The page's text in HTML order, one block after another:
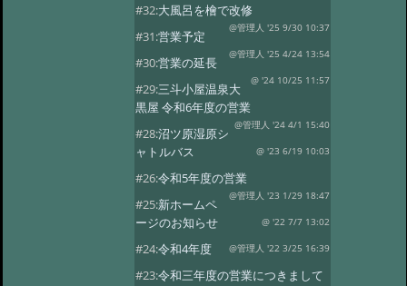
#32:大風呂を檜で改修
@管理人 '25 9/30 10:37
#31:営業予定
@管理人 '25 4/24 13:54
#30:営業の延長
@ '24 10/25 11:57
#29:三斗小屋温泉大
黒屋 令和6年度の営業
@管理人 '24 4/1 15:40
#28:沼ツ原湿原シ
ャトルバス
@ '23 6/19 10:03
#26:令和5年度の営業
@管理人 '23 1/29 18:47
#25:新ホームペ
ージのお知らせ
@ '22 7/7 13:02
#24:令和4年度 @管理人 '22 3/25 16:39
#23:令和三年度の営業につきまして